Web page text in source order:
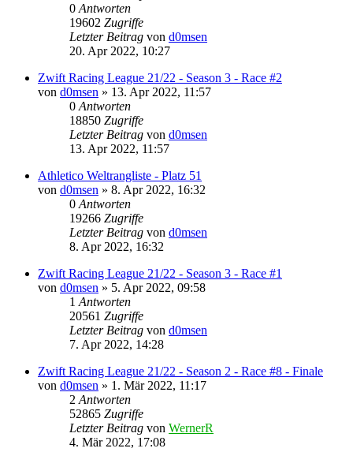
0 Antworten
19602 Zugriffe
Letzter Beitrag von d0msen
20. Apr 2022, 10:27
Zwift Racing League 21/22 - Season 3 - Race #2
von d0msen » 13. Apr 2022, 11:57
0 Antworten
18850 Zugriffe
Letzter Beitrag von d0msen
13. Apr 2022, 11:57
Athletico Weltrangliste - Platz 51
von d0msen » 8. Apr 2022, 16:32
0 Antworten
19266 Zugriffe
Letzter Beitrag von d0msen
8. Apr 2022, 16:32
Zwift Racing League 21/22 - Season 3 - Race #1
von d0msen » 5. Apr 2022, 09:58
1 Antworten
20561 Zugriffe
Letzter Beitrag von d0msen
7. Apr 2022, 14:28
Zwift Racing League 21/22 - Season 2 - Race #8 - Finale
von d0msen » 1. Mär 2022, 11:17
2 Antworten
52865 Zugriffe
Letzter Beitrag von WernerR
4. Mär 2022, 17:08